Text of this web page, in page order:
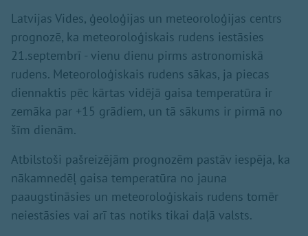
Latvijas Vides, ģeoloģijas un meteoroloģijas centrs
prognozē, ka meteoroloģiskais rudens iestāsies
21.septembrī - vienu dienu pirms astronomiskā
rudens. Meteoroloģiskais rudens sākas, ja piecas
diennaktis pēc kārtas vidējā gaisa temperatūra ir
zemāka par +15 grādiem, un tā sākums ir pirmā no
šīm dienām.
Atbilstoši pašreizējām prognozēm pastāv iespēja, ka
nākamnedēļ gaisa temperatūra no jauna
paaugstināsies un meteoroloģiskais rudens tomēr
neiestāsies vai arī tas notiks tikai daļā valsts.